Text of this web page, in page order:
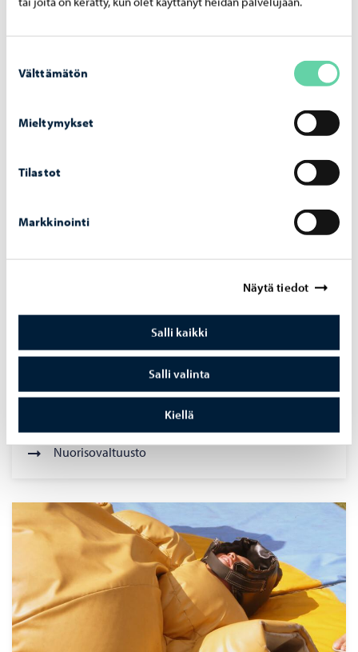
valinta
Välttämätön
Mieltymykset
Tilastot
Markkinointi
Näytä tiedot
Salli kaikki
Salli valinta
Kiellä
Porvoon harrastamisen malli
Sateenkaaritoiminta Arcus
Yhteiskunnallinen nuorisotyö
Harjoittelupaikat
Nuorisopalvelujen avustukset ja nuorten
toimintaraha
Nuorisovaltuusto